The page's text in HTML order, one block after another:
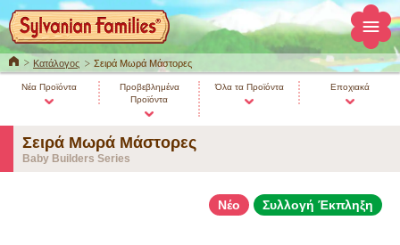
ΚΕΝΤΡΙΚΗΚατάλογος Σειρά Μωρά Μάστορες
Νέα Προϊόντα
Προβεβλημένα
Προϊόντα
Όλα τα Προϊόντα Εποχιακά
Σειρά Μωρά Μάστορες
Baby Builders Series
Νέο Συλλογή Έκπληξη